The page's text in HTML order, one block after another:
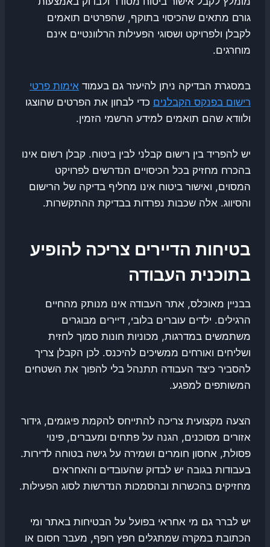
גורם מתאים שהכיסוי בתוקף, שהפרטים תואמים
לקבלן ולפרויקט ושסוגי הפעילות הרלוונטיים אינם
מוחרגים.
במסגרת הבדיקה ניתן להיעזר גם בעמוד אימות פרטי
רישום בפנקס הקבלנים כדי לבחון את הפרטים שהוצגו
ולוודא שהם תואמים למידע הרשמי הזמין.
יש להפריד בין רישום קבלני לבין ביטוח. קבלן רשום אינו
בהכרח מחזיק בכל הכיסויים הנדרשים לפרויקט
המסוים, ואישור ביטוח אינו מחליף בדיקה של הרישום
והסיווג. אלה שכבות נפרדות בבדיקת ההתקשרות.
בטיחות הדיירים צריכה להופיע
בתוכנית העבודה
בבניין מאוכלס, אתר העבודה אינו מנותק מהחיים
הרגילים. ילדים עוברים בלובי, דיירים מבוגרים
משתמשים במדרגות, מכוניות חונות סמוך לחזית
ושליחים ואורחים ממשיכים להיכנס. לכן הקבלן צריך
להסביר כיצד העבודה תתנהל בלי להפוך את השטחים
המשותפים למפגע.
הצעה מקצועית צריכה להתייחס להקמת פיגומים, גידור
אזורים מסוכנים, הגנה על פתחים ומעברים, פינוי
פסולת, אחסון חומרים ושמירה על גישה בטוחה לדירות.
בעבודות בגובה יש לבדוק שהעובדים והאחראים
מחזיקים בהכשרות ובהסמכות הנדרשות לסוג הפעילות.
יש לברר גם מי אחראי בפועל על הבטיחות באתר ומי
הכתובת במקרה שמתגלים חפץ רופף, מעבר חסום או